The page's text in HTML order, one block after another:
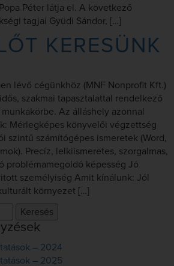
Péter látja el. A következő
tagjai Gyüdi Sándor, […]
KERESÜNK
lévő cégünkhöz (MNF Nonprofit Kft.)
szakmai tapasztalattal rendelkező
Az álláshely azonnal
Mérlegképes könyvelői végzettség
szintű számítógépes ismeretek (Word,
Precíz, lelkiismeretes, szorgalmas,
problémamegoldó képesség Jó
személyiség Amit kínálunk: Jól
környezet […]
– 2024
– 2025